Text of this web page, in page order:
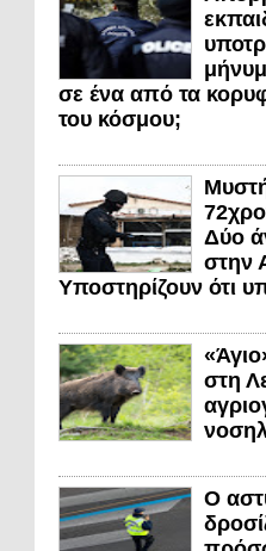
σε ένα από τα
του κόσμου;
Δύο
στην
Υποστηρίζουν ότι
στη
Ο